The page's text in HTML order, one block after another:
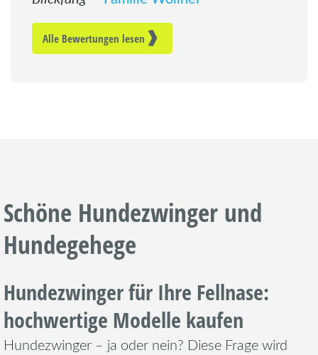
Alle Bewertungen lesen
Schöne Hundezwinger und
Hundegehege
Hundezwinger für Ihre Fellnase:
hochwertige Modelle kaufen
Hundezwinger – ja oder nein? Diese Frage wird